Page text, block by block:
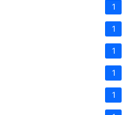
1
1
1
1
1